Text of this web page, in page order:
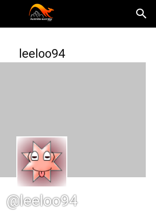
leeloo94
@leeloo94